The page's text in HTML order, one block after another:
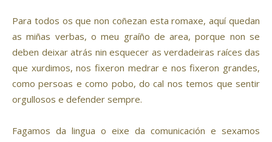
Para todos os que non coñezan esta romaxe, aquí quedan
as miñas verbas, o meu graíño de area, porque non se
deben deixar atrás nin esquecer as verdadeiras raíces das
que xurdimos, nos fixeron medrar e nos fixeron grandes,
como persoas e como pobo, do cal nos temos que sentir
orgullosos e defender sempre.
Fagamos da lingua o eixe da comunicación e sexamos